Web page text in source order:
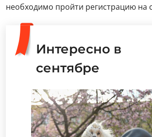
необходимо пройти регистрацию на
Интересно в
сентябре